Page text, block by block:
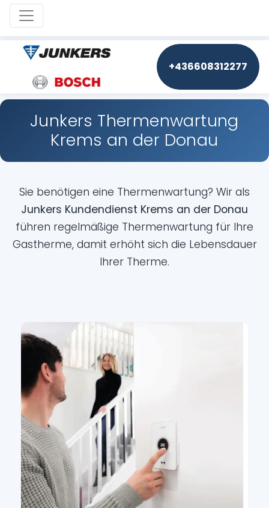
Toggle navigation
+436608312277
Junkers Thermenwartung
Krems an der Donau
Sie benötigen eine Thermenwartung? Wir als
Junkers Kundendienst Krems an der Donau
führen regelmäßige Thermenwartung für Ihre
Gastherme, damit erhöht sich die Lebensdauer
Ihrer Therme.